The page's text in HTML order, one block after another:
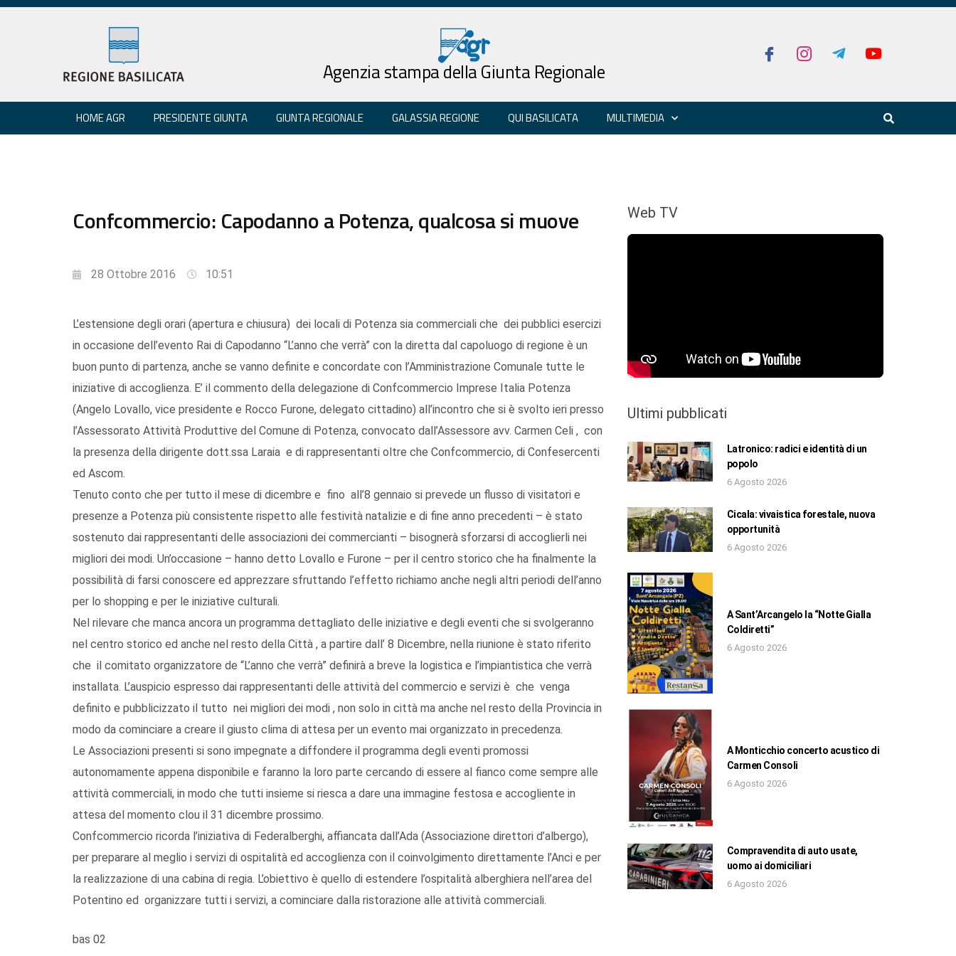
Agenzia stampa della Giunta Regionale
HOME AGR PRESIDENTE GIUNTA GIUNTA REGIONALE GALASSIA REGIONE QUI BASILICATA MULTIMEDIA
Confcommercio: Capodanno a Potenza, qualcosa si muove
28 Ottobre 2016 10:51
L’estensione degli orari (apertura e chiusura) dei locali di Potenza sia commerciali che dei pubblici esercizi
in occasione dell’evento Rai di Capodanno “L’anno che verrà” con la diretta dal capoluogo di regione è un
buon punto di partenza, anche se vanno definite e concordate con l’Amministrazione Comunale tutte le
iniziative di accoglienza. E’ il commento della delegazione di Confcommercio Imprese Italia Potenza
(Angelo Lovallo, vice presidente e Rocco Furone, delegato cittadino) all’incontro che si è svolto ieri presso
l’Assessorato Attività Produttive del Comune di Potenza, convocato dall’Assessore avv. Carmen Celi , con
la presenza della dirigente dott.ssa Laraia e di rappresentanti oltre che Confcommercio, di Confesercenti
ed Ascom.
Tenuto conto che per tutto il mese di dicembre e fino all’8 gennaio si prevede un flusso di visitatori e
presenze a Potenza più consistente rispetto alle festività natalizie e di fine anno precedenti – è stato
sostenuto dai rappresentanti delle associazioni dei commercianti – bisognerà sforzarsi di accoglierli nei
migliori dei modi. Un’occasione – hanno detto Lovallo e Furone – per il centro storico che ha finalmente la
possibilità di farsi conoscere ed apprezzare sfruttando l’effetto richiamo anche negli altri periodi dell’anno
per lo shopping e per le iniziative culturali.
Nel rilevare che manca ancora un programma dettagliato delle iniziative e degli eventi che si svolgeranno
nel centro storico ed anche nel resto della Città , a partire dall’ 8 Dicembre, nella riunione è stato riferito
che il comitato organizzatore de “L’anno che verrà” definirà a breve la logistica e l’impiantistica che verrà
installata. L’auspicio espresso dai rappresentanti delle attività del commercio e servizi è che venga
definito e pubblicizzato il tutto nei migliori dei modi , non solo in città ma anche nel resto della Provincia in
modo da cominciare a creare il giusto clima di attesa per un evento mai organizzato in precedenza.
Le Associazioni presenti si sono impegnate a diffondere il programma degli eventi promossi
autonomamente appena disponibile e faranno la loro parte cercando di essere al fianco come sempre alle
attività commerciali, in modo che tutti insieme si riesca a dare una immagine festosa e accogliente in
attesa del momento clou il 31 dicembre prossimo.
Confcommercio ricorda l’iniziativa di Federalberghi, affiancata dall’Ada (Associazione direttori d’albergo),
per preparare al meglio i servizi di ospitalità ed accoglienza con il coinvolgimento direttamente l’Anci e per
la realizzazione di una cabina di regia. L’obiettivo è quello di estendere l’ospitalità alberghiera nell’area del
Potentino ed organizzare tutti i servizi, a cominciare dalla ristorazione alle attività commerciali.
bas 02
Web TV
Ultimi pubblicati
Latronico: radici e identità di un
popolo
6 Agosto 2026
Cicala: vivaistica forestale, nuova
opportunità
6 Agosto 2026
A Sant’Arcangelo la “Notte Gialla
Coldiretti”
6 Agosto 2026
A Monticchio concerto acustico di
Carmen Consoli
6 Agosto 2026
Compravendita di auto usate,
uomo ai domiciliari
6 Agosto 2026